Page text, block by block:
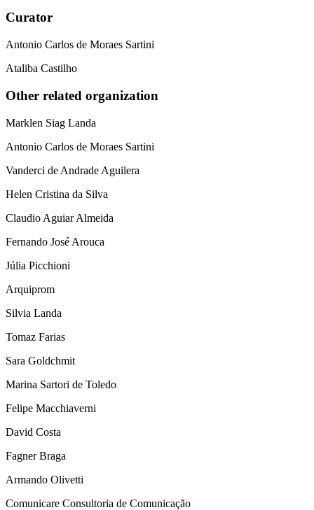
Curator
Antonio Carlos de Moraes Sartini
Ataliba Castilho
Other related organization
Marklen Siag Landa
Antonio Carlos de Moraes Sartini
Vanderci de Andrade Aguilera
Helen Cristina da Silva
Claudio Aguiar Almeida
Fernando José Arouca
Júlia Picchioni
Arquiprom
Silvia Landa
Tomaz Farias
Sara Goldchmit
Marina Sartori de Toledo
Felipe Macchiaverni
David Costa
Fagner Braga
Armando Olivetti
Comunicare Consultoria de Comunicação